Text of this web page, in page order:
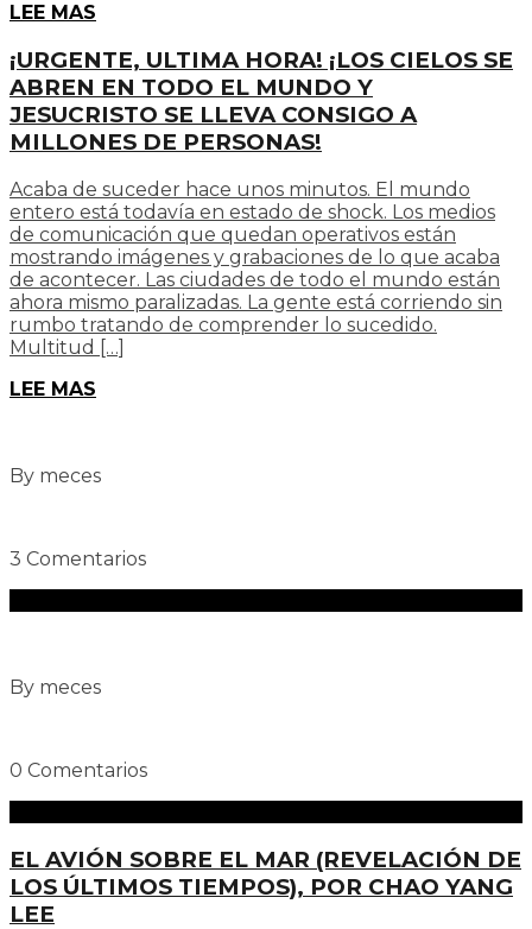
LEE MAS
¡URGENTE, ULTIMA HORA! ¡LOS CIELOS SE
ABREN EN TODO EL MUNDO Y
JESUCRISTO SE LLEVA CONSIGO A
MILLONES DE PERSONAS!
Acaba de suceder hace unos minutos. El mundo
entero está todavía en estado de shock. Los medios
de comunicación que quedan operativos están
mostrando imágenes y grabaciones de lo que acaba
de acontecer. Las ciudades de todo el mundo están
ahora mismo paralizadas. La gente está corriendo sin
rumbo tratando de comprender lo sucedido.
Multitud […]
LEE MAS
By meces
3 Comentarios
By meces
0 Comentarios
EL AVIÓN SOBRE EL MAR (REVELACIÓN DE
LOS ÚLTIMOS TIEMPOS), POR CHAO YANG
LEE